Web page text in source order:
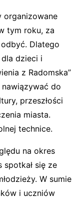
organizowane
tym roku, za
Dlatego
dla dzieci i
z Radomska”
nawiązywać do
przeszłości
miasta.
technice.
na okres
się ze
W sumie
i uczniów